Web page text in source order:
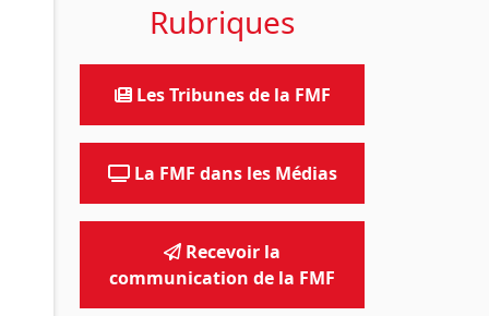
Rubriques
Les Tribunes de la FMF
La FMF dans les Médias
Recevoir la
communication de la FMF